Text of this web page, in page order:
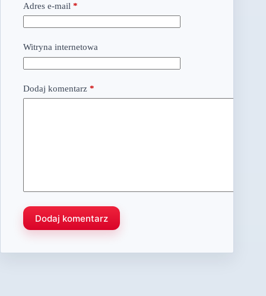
Adres e-mail *
Witryna internetowa
Dodaj komentarz *
Dodaj komentarz